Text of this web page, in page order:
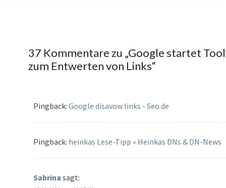
37 Kommentare zu „Google startet Tool
zum Entwerten von Links“
Pingback: Google disavow links - Seo.de
Pingback: heinkas Lese-Tipp « Heinkas DNs & DN-News
Sabrina sagt: